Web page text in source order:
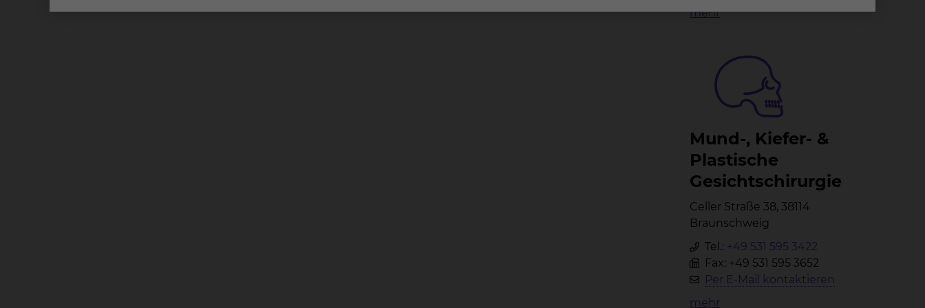
mehr
Mund-, Kie­fer- &
Plas­ti­sche
Ge­sichts­chir­ur­gie
Celler Straße 38, 38114
Braunschweig
Tel.: +49 531 595 3422
Fax: +49 531 595 3652
Per E-Mail kontaktieren
mehr